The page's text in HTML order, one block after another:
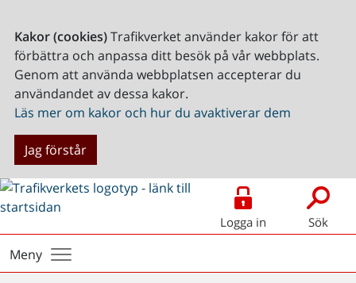
Kakor (cookies)Trafikverket använder kakor för att
förbättra och anpassa ditt besök på vår webbplats.
Genom att använda webbplatsen accepterar du
användandet av dessa kakor.
Läs mer om kakor och hur du avaktiverar dem
Jag förstår
Logga in Sök
Meny